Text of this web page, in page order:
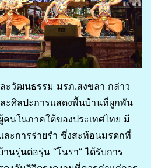
ะวัฒนธรรม มรภ.สงขลา กล่าว
ละศิลปะการแสดงพื้นบ้านที่ผูกพัน
นในภาคใต้ของประเทศไทย มี
ละการร่ายรำ ซึ่งสะท้อนมรดกที่
นรุ่นต่อรุ่น “โนรา” ได้รับการ